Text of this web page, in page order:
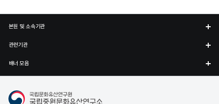
본원 및 소속기관
관련기관
배너 모음
국립중원문화유산연구소